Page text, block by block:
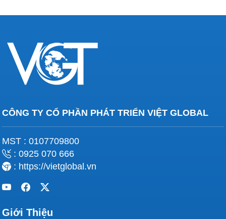
CÔNG TY CỔ PHẦN PHÁT TRIỂN VIỆT GLOBAL
MST : 0107709800
: 0925 070 666
: https://vietglobal.vn
Giới Thiệu